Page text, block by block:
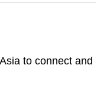
to connect and